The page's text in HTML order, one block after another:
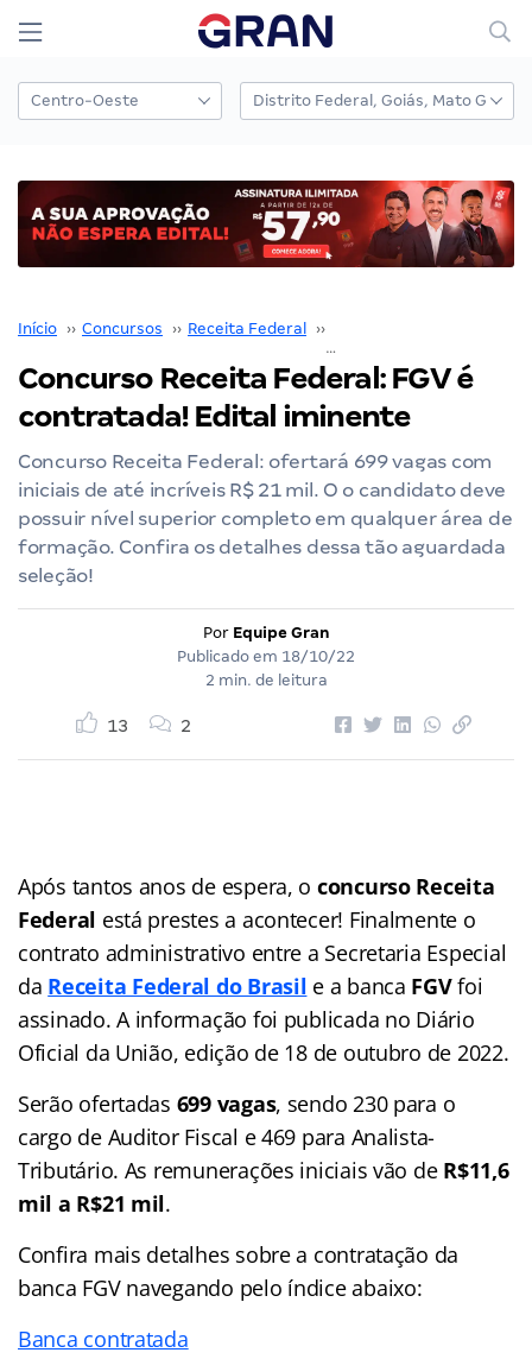
Início ›› Concursos ›› Receita Federal ››
Concurso Receita Federal: FGV é
contratada! Edital iminente
Concurso Receita Federal: ofertará 699 vagas com
iniciais de até incríveis R$ 21 mil. O o candidato deve
possuir nível superior completo em qualquer área de
formação. Confira os detalhes dessa tão aguardada
seleção!
Por Equipe Gran
Publicado em 18/10/22
2 min. de leitura
13 2
Após tantos anos de espera, o concurso Receita
Federal está prestes a acontecer! Finalmente o
contrato administrativo entre a Secretaria Especial
da Receita Federal do Brasil e a banca FGVfoi
assinado. A informação foi publicada no Diário
Oficial da União, edição de 18 de outubro de 2022.
Serão ofertadas 699 vagas, sendo 230 para o
cargo de Auditor Fiscal e 469 para Analista-
Tributário. As remunerações iniciais vão de R$11,6
mil a R$21 mil.
Confira mais detalhes sobre a contratação da
banca FGV navegando pelo índiceabaixo:
Banca contratada